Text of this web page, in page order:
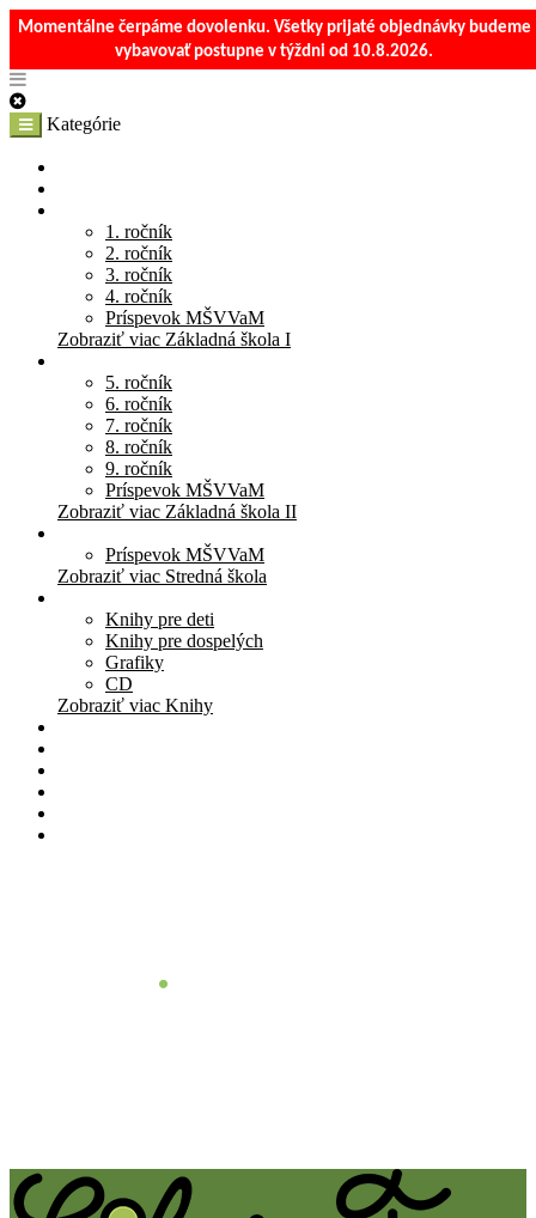
Momentálne čerpáme dovolenku. Všetky prijaté objednávky budeme
vybavovať postupne v týždni od 10.8.2026.
Kategórie
1. ročník
2. ročník
3. ročník
4. ročník
Príspevok MŠVVaM
Zobraziť viac Základná škola I
5. ročník
6. ročník
7. ročník
8. ročník
9. ročník
Príspevok MŠVVaM
Zobraziť viac Základná škola II
Príspevok MŠVVaM
Zobraziť viac Stredná škola
Knihy pre deti
Knihy pre dospelých
Grafiky
CD
Zobraziť viac Knihy